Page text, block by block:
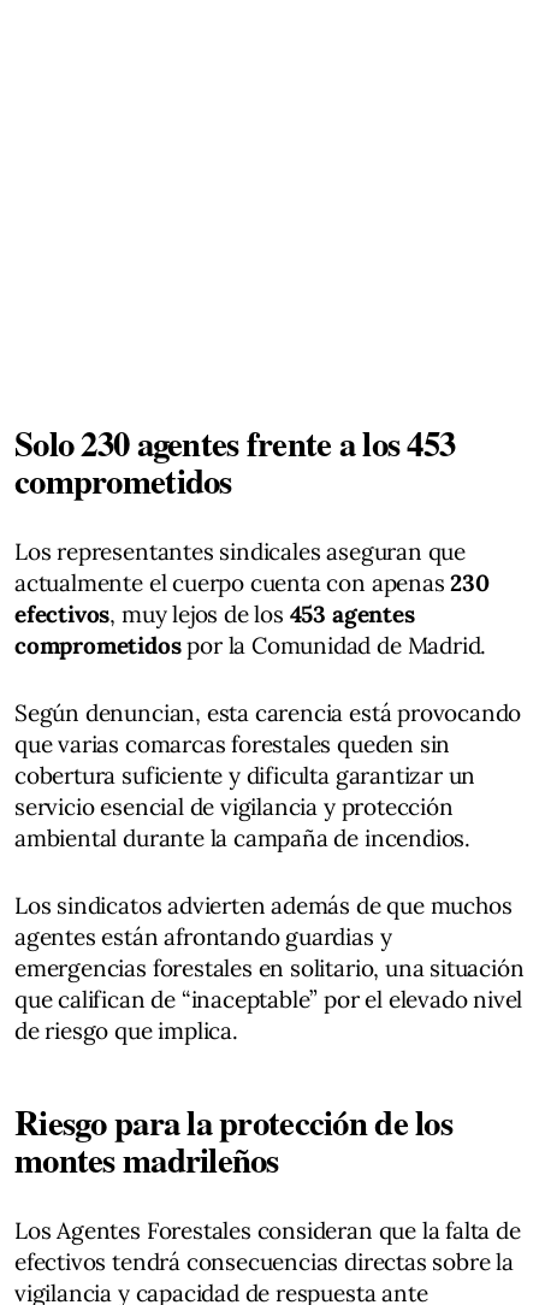
Solo 230 agentes frente a los 453
comprometidos
Los representantes sindicales aseguran que
actualmente el cuerpo cuenta con apenas230
efectivos, muy lejos de los 453 agentes
comprometidospor la Comunidad de Madrid.
Según denuncian, esta carencia está provocando
que varias comarcas forestales queden sin
cobertura suficiente y dificulta garantizar un
servicio esencial de vigilancia y protección
ambiental durante la campaña de incendios.
Los sindicatos advierten además de que muchos
agentes están afrontando guardias y
emergencias forestales en solitario, una situación
que califican de “inaceptable” por el elevado nivel
de riesgo que implica.
Riesgo para la protección de los
montes madrileños
Los Agentes Forestales consideran que la falta de
efectivos tendrá consecuencias directas sobre la
vigilancia y capacidad de respuesta ante